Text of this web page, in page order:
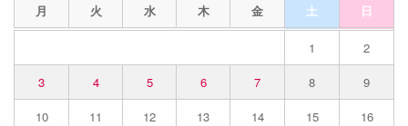
月 火 水 木 金 土 日
1
2
3
4 5 6 7 8
9
10
11 12 13 14 15
16